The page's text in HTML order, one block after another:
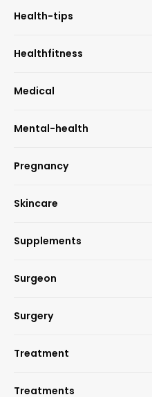
Health-tips
Healthfitness
Medical
Mental-health
Pregnancy
Skincare
Supplements
Surgeon
Surgery
Treatment
Treatments